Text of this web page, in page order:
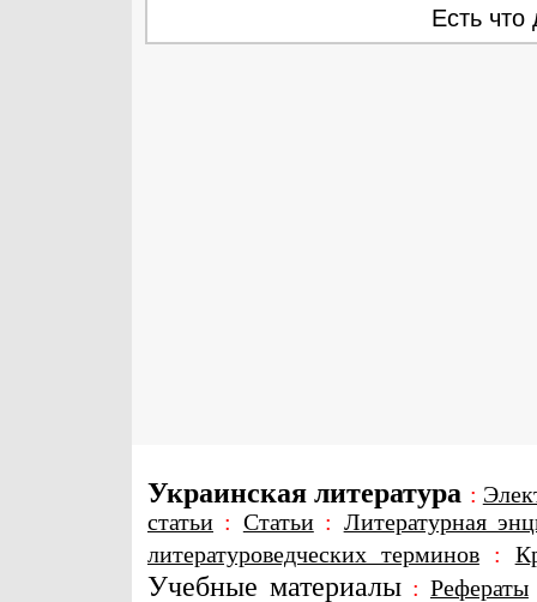
Есть
Украинская литература :
статьи : Статьи: Литературная
литературоведческих терминов:
Учебные материалы : Рефераты